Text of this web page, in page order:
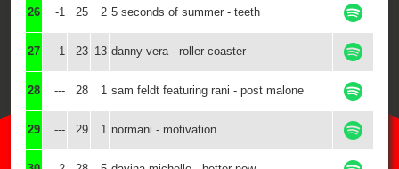
26 -1 25 2 5 seconds of summer - teeth
27 -1 23 13 danny vera - roller coaster
28 --- 28 1 sam feldt featuring rani - post malone
29 --- 29 1 normani - motivation